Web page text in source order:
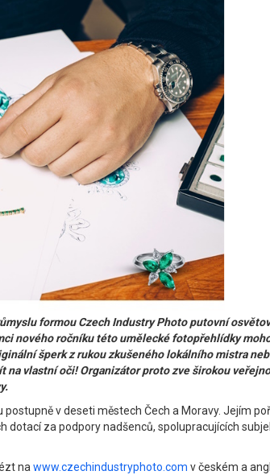
formou Czech Industry Photo putovní
nového ročníku této umělecké fotopřehlídky
šperk z rukou zkušeného lokálního mistra
vlastní oči! Organizátor proto zve širokou
v deseti městech Čech a Moravy. Jejím
za podpory nadšenců, spolupracujících
nawww.czechindustryphoto.com v českém a